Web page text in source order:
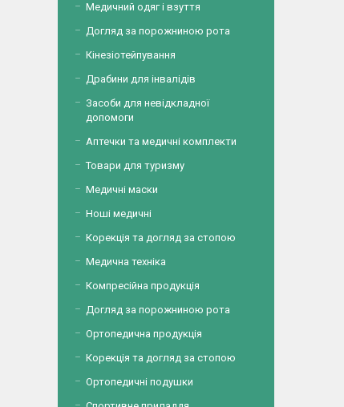
Медичний одяг і взуття
Догляд за порожниною рота
Кінезіотейпування
Драбини для інвалідів
Засоби для невідкладної
допомоги
Аптечки та медичні комплекти
Товари для туризму
Медичні маски
Ноші медичні
Корекція та догляд за стопою
Медична техніка
Компресійна продукція
Догляд за порожниною рота
Ортопедична продукція
Корекція та догляд за стопою
Ортопедичні подушки